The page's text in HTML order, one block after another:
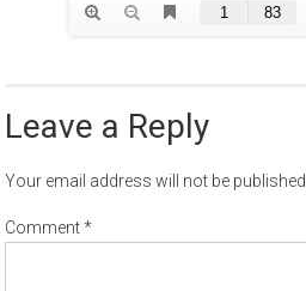
Leave a Reply
Your email address will not be published.
Comment*